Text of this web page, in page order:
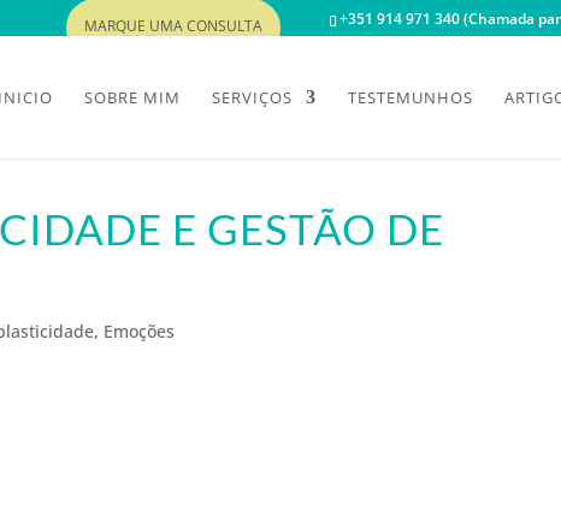
+351 914 971 340 (Chamada
MARQUE UMA CONSULTA
INICIO SOBRE MIM SERVIÇOS TESTEMUNHOS
E GESTÃO DE
, Emoções